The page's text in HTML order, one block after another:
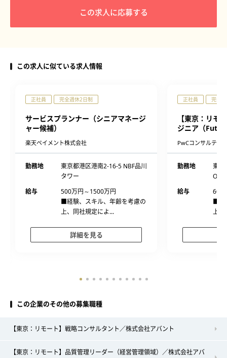
この求人に応募する
この求人に似ている求人情報
正社員 完全週休2日制
サービスプランナー（シニアマネージ
ャー候補）
楽天ペイメント株式会社
勤務地
東京都港区港南2-16-5 NBF品川
タワー
給与
500万円～1500万円
■経験、スキル、年齢を考慮の
上、同社規定によ...
詳細を見る
正社員 完全
【東京：リモ
ジニア（
PwCコンサルティ
勤務地
東京
給与
600
■経
上、
この企業のその他の募集職種
【東京：リモート】戦略コンサルタント／株式会社アバント
【東京：リモート】品質管理リーダー（経営管理領域）／株式会社アバ